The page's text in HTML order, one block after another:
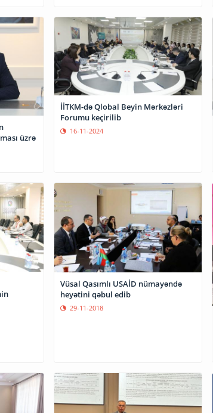
üzrə
İİTKM-də Qlobal Beyin Mərkəzləri
Forumu keçirilib
16-11-2024
Vüsal Qasımlı USAİD nümayəndə
heyətini qəbul edib
29-11-2018